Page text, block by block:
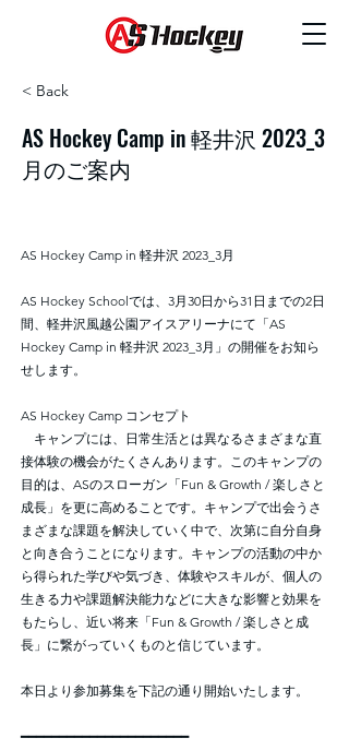
< Back
AS Hockey Camp in 軽井沢 2023_3
月のご案内
AS Hockey Camp in 軽井沢 2023_3月
AS Hockey Schoolでは、3月30日から31日までの2日
間、軽井沢風越公園アイスアリーナにて「AS
Hockey Camp in 軽井沢 2023_3月」の開催をお知ら
せします。
AS Hockey Camp コンセプト
キャンプには、日常生活とは異なるさまざまな直
接体験の機会がたくさんあります。このキャンプの
目的は、ASのスローガン「Fun & Growth / 楽しさと
成長」を更に高めることです。キャンプで出会うさ
まざまな課題を解決していく中で、次第に自分自身
と向き合うことになります。キャンプの活動の中か
ら得られた学びや気づき、体験やスキルが、個人の
生きる力や課題解決能力などに大きな影響と効果を
もたらし、近い将来「Fun & Growth / 楽しさと成
長」に繋がっていくものと信じています。
本日より参加募集を下記の通り開始いたします。
━━━━━━━━━━━━━━━━━━━━━━